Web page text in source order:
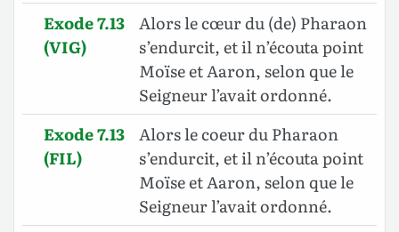
Exode 7.13
(VIG)
Alors le cœur du (de) Pharaon
s’endurcit, et il n’écouta point
Moïse et Aaron, selon que le
Seigneur l’avait ordonné.
Exode 7.13
(FIL)
Alors le coeur du Pharaon
s’endurcit, et il n’écouta point
Moïse et Aaron, selon que le
Seigneur l’avait ordonné.